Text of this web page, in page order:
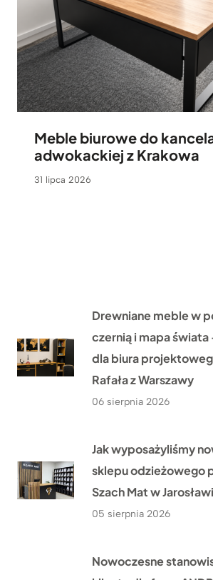
Meble biurowe do
adwokackiej z Krakowa
31 lipca 2026
Drewniane meble w
czernią i mapa świata
dla biura
Rafała z Warszawy
06 sierpnia 2026
Jak wyposażyliśmy
sklepu odzieżowego
Szach Mat w
05 sierpnia 2026
Nowoczesne